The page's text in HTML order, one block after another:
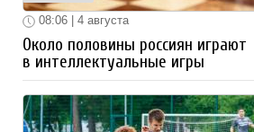
08:06 | 4 августа
Около половины россиян играют
в интеллектуальные игры